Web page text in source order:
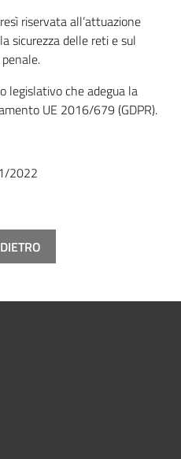
riservata all’attuazione
sicurezza delle reti e sul
legislativo che adegua la
UE 2016/679 (GDPR).
2022